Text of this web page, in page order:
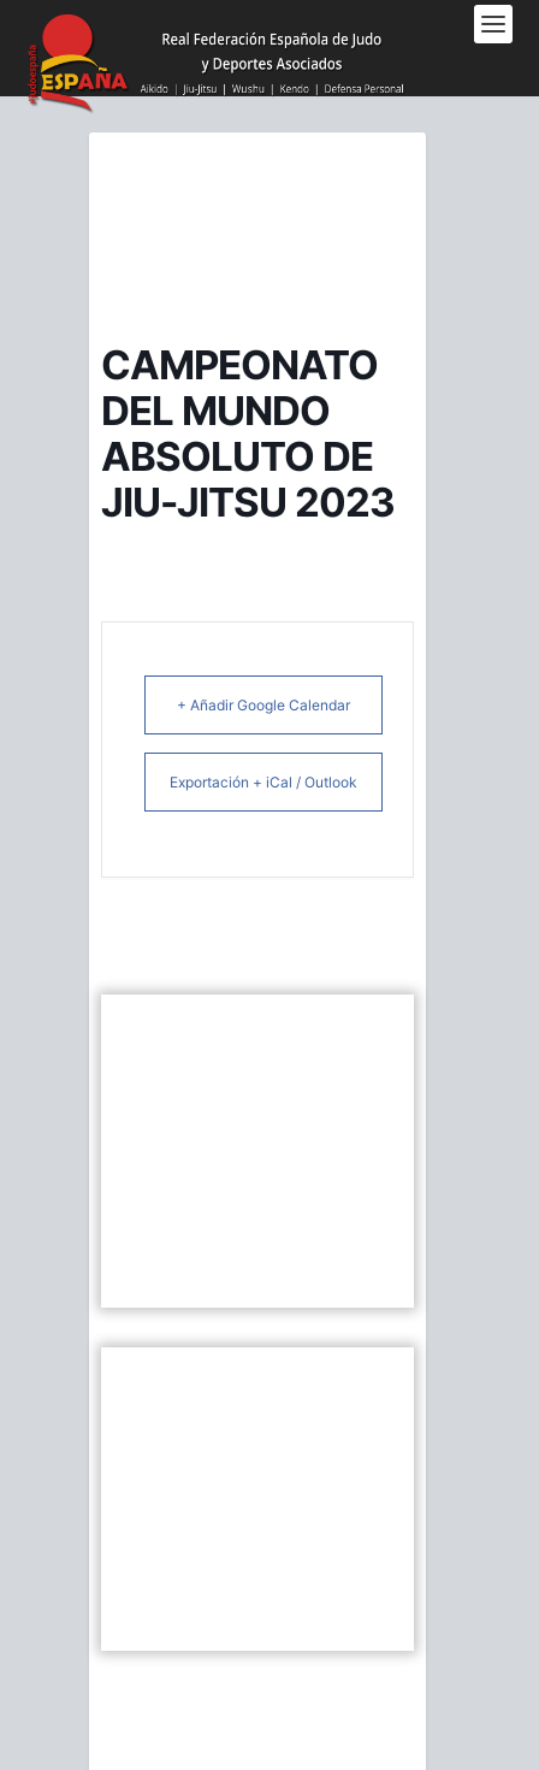
este
sitio
web
CAMPEONATO
DEL MUNDO
ABSOLUTO DE
JIU-JITSU 2023
+ Añadir Google Calendar
Exportación + iCal / Outlook